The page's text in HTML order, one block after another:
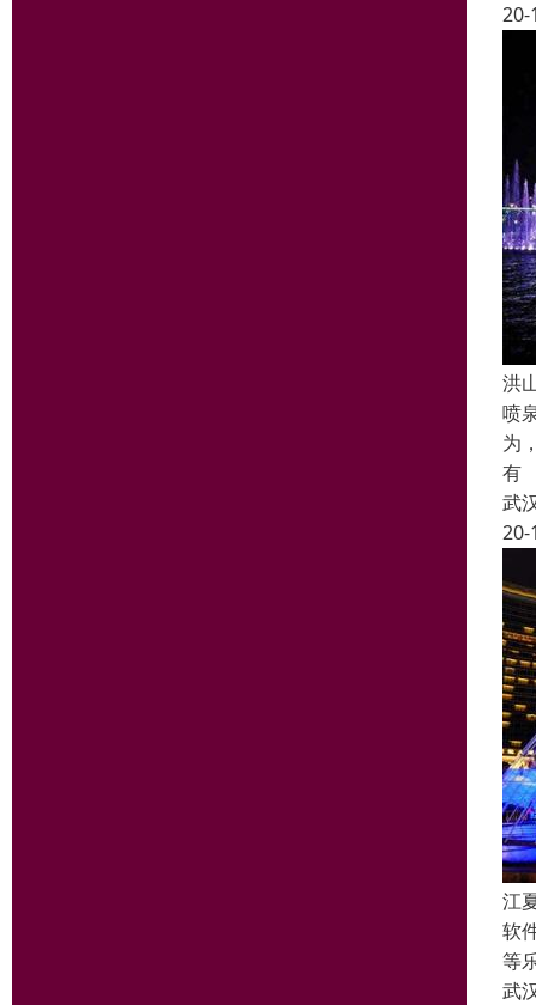
20-
洪
喷
为
有
武
20-
江
软
等
武